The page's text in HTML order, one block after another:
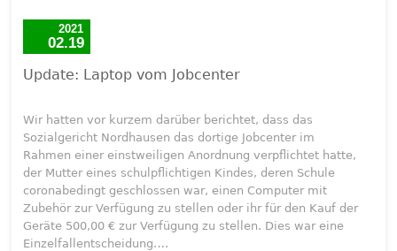
2021
02.19
Update: Laptop vom Jobcenter
Wir hatten vor kurzem darüber berichtet, dass das
Sozialgericht Nordhausen das dortige Jobcenter im
Rahmen einer einstweiligen Anordnung verpflichtet hatte,
der Mutter eines schulpflichtigen Kindes, deren Schule
coronabedingt geschlossen war, einen Computer mit
Zubehör zur Verfügung zu stellen oder ihr für den Kauf der
Geräte 500,00 € zur Verfügung zu stellen. Dies war eine
Einzelfallentscheidung….